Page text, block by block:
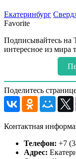
Екатеринбург
Favorite
Подписывайтесь на
интересное из мира
Поделитесь
Контактная
Телефон: +7
Адрес: